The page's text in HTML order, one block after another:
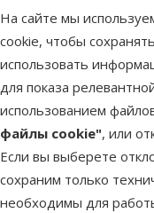
На сайте мы
cookie, чтобы
использовать
для показа
использованием
файлы cookie", или
Если вы выберете
сохраним только
необходимы для
55 см
В наличии
Бесплатная
Бокс